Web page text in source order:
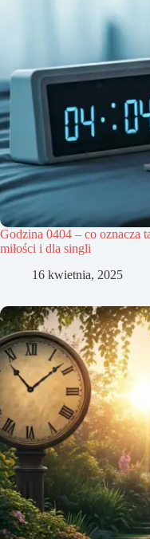
Godzina 0404 – co oznacza
miłości i dla singli
16 kwietnia, 2025